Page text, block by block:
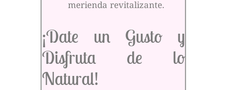
merienda revitalizante.
¡Date un Gusto y
Disfruta de lo
Natural!